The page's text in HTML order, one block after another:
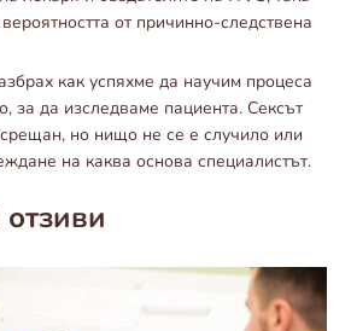
от причинно-следствена
как успяхме да научим процеса
за да изследваме пациента. Сексът
но нищо не се е случило или
на каква основа специалистът.